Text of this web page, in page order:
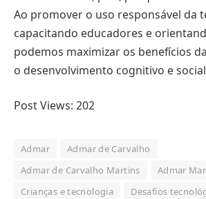
Ao promover o uso responsável da
capacitando educadores e
podemos maximizar os benefícios
o desenvolvimento cognitivo e
Post Views: 202
Admar
Admar de Carvalho
Admar de Carvalho Martins
Admar
Crianças e tecnologia
Desafios